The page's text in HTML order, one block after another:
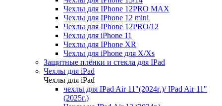
Чехлы для IPhone 12PRO MAX
Чехлы для IPhone 12 mini
Чехлы для IPhone 12PRO/12
Чехлы для iPhone 11
Чехлы для IPhone XR
Чехлы для iPhone для X/Xs
Защитные плёнки и стекла для IPad
Чехлы для iPad
Чехлы для iPad
чехлы для IPad Air 11"(2024г.)/ IPad Air 11"
(2025г.)